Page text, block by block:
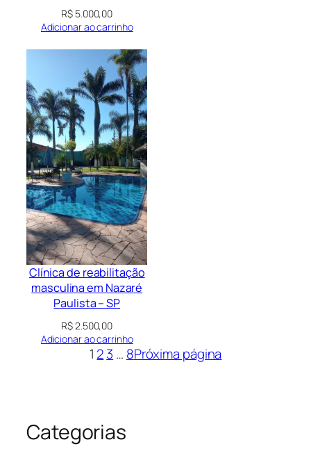
R$ 5.000,00
Adicionar ao carrinho
Clínica de reabilitação
masculina em Nazaré
Paulista – SP
R$2.500,00
Adicionar ao carrinho
1 23 … 8Próxima página
Categorias